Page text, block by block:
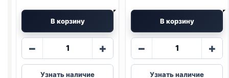
В корзину
−
Количество
TitBit
+
Узнать наличие
В корзину
−
Количество
TitBit
+
Узнать наличие